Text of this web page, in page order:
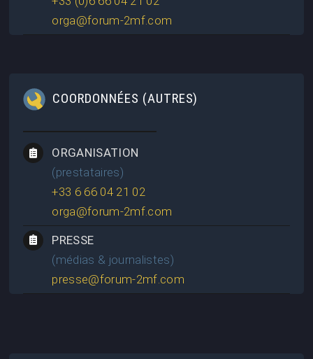
orga@forum-2mf.com
COORDONNÉES (AUTRES)
ORGANISATION
(prestataires)
+33 6 66 04 21 02
orga@forum-2mf.com
PRESSE
(médias & journalistes)
presse@forum-2mf.com